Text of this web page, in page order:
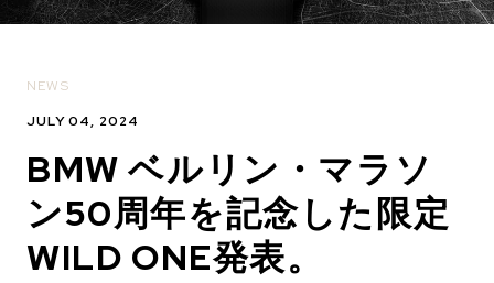
在庫あり
在庫あり
NEWS
JULY 04, 2024
BMW ベルリン・マラソ
ン50周年を記念した限定
WILD ONE発表。